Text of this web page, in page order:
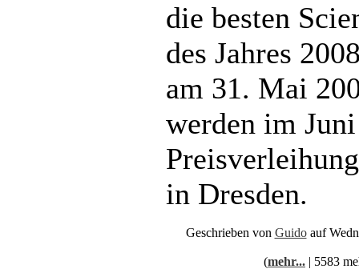
die besten
des Jahres
am 31. Mai
werden im
in Dresden.
Geschrieben von Guidoauf
(mehr... | 5583